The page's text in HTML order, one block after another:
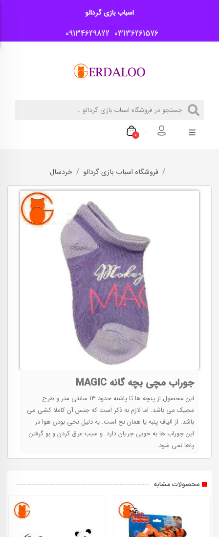
اسباب بازی گردالو
03136261576
09134629822
0
فروشگاه اسباب بازی گردالو خردسال
جوراب مچی بچه گانه MAGIC
این محصول از پنچه ها تا پاشنه حدود 13 سانتی متر و طرح
مجیک می باشد. اما لازم به ذکر است که جنس آن کاملا کشی می
باشد. از الیاف پنبه یا همان نخ است. به دلیل نخی بودن هوا در
این جوراب ها به خوبی جریان دارد. و سبب عرق کردن و بو گرفتن
پاها نمی شود.
محصولات مشابه